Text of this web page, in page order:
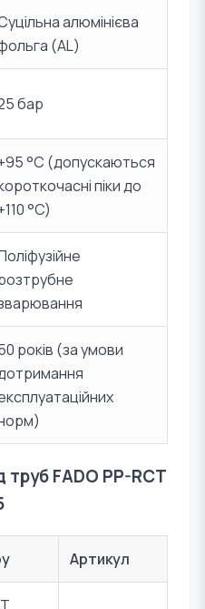
алюмінієва
(AL)
бар
°C (допускаються
піки до
°C)
років (за умови
FADO PP-RCT
Артикул